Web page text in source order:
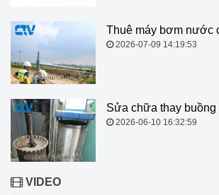
Thuê máy bơm nước
2026-07-09 14:19:53
Sửa chữa thay
2026-06-10 16:32:59
VIDEO